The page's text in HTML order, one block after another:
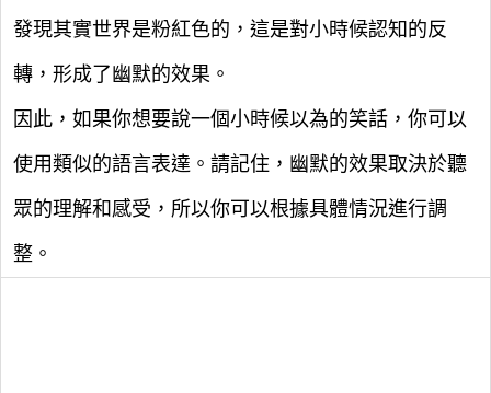
發現其實世界是粉紅色的，這是對小時候認知的反
轉，形成了幽默的效果。
因此，如果你想要說一個小時候以為的笑話，你可以
使用類似的語言表達。請記住，幽默的效果取決於聽
眾的理解和感受，所以你可以根據具體情況進行調
整。